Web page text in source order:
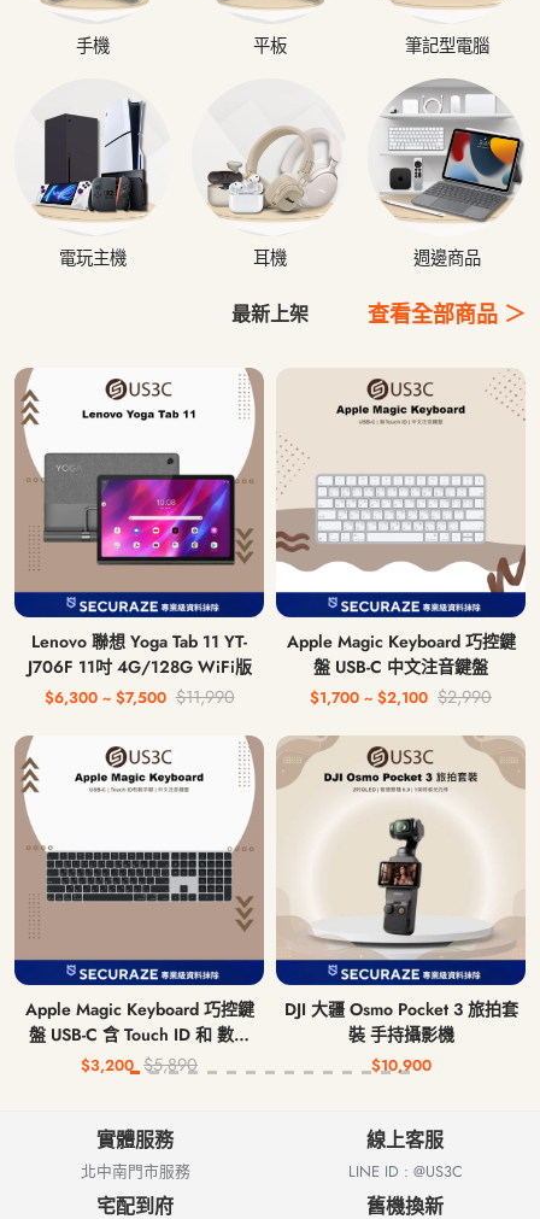
手機 平板 筆記型電腦
電玩主機 耳機 週邊商品
最新上架 查看全部商品 ＞
Lenovo 聯想 Yoga Tab 11 YT-
J706F 11吋 4G/128G WiFi版
$6,300 ~ $7,500 $11,990
Apple Magic Keyboard 巧控鍵
盤 USB-C 中文注音鍵盤
$1,700 ~ $2,100 $2,990
Apple Magic Keyboard 巧控鍵
盤 USB-C 含 Touch ID 和 數字
鍵盤 中文注音鍵盤 無線藍牙鍵
$3,200 $5,890
DJI 大疆 Osmo Pocket 3 旅拍套
裝 手持攝影機
$10,900
實體服務
北中南門市服務
線上客服
LINE ID : @US3C
宅配到府 舊機換新